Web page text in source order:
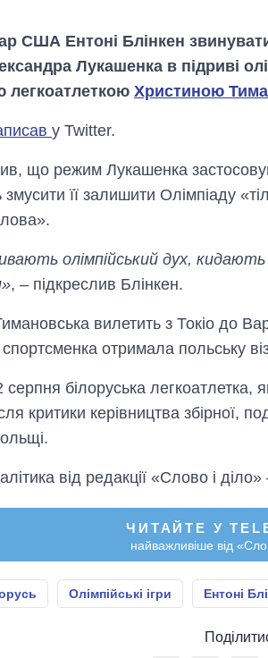
США Ентоні Блінкен
Лукашенка в підриві
легкоатлеткою Христиною
у Twitter.
що режим Лукашенка
її залишити Олімпіаду
олімпійський дух,
, – підкреслив Блінкен.
вилетить з Токіо до
отримала польську
білоруська легкоатлетка,
критики керівництва збірної,
від редакції «Слово і
ЧИТАЙТЕ У
найважливіше від
Олімпійські ігри Ентоні